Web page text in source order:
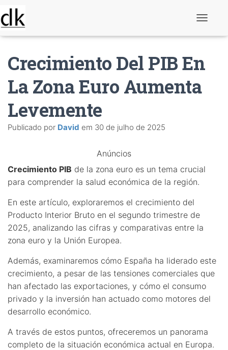
r
n
n
Crecimiento Del PIB En
La Zona Euro Aumenta
Levemente
Publicado por David em 30 de julho de 2025
Anúncios
Crecimiento PIB de la zona euro es un tema crucial
para comprender la salud económica de la región.
En este artículo, exploraremos el crecimiento del
Producto Interior Bruto en el segundo trimestre de
2025, analizando las cifras y comparativas entre la
zona euro y la Unión Europea.
Además, examinaremos cómo España ha liderado este
crecimiento, a pesar de las tensiones comerciales que
han afectado las exportaciones, y cómo el consumo
privado y la inversión han actuado como motores del
desarrollo económico.
A través de estos puntos, ofreceremos un panorama
completo de la situación económica actual en Europa.